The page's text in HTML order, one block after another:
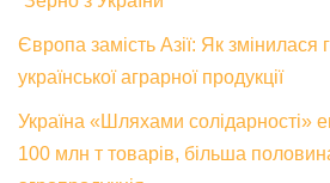
Європа замість Азії: Як змінилася
української аграрної продукції
Україна «Шляхами солідарності»
100 млн т товарів, більша